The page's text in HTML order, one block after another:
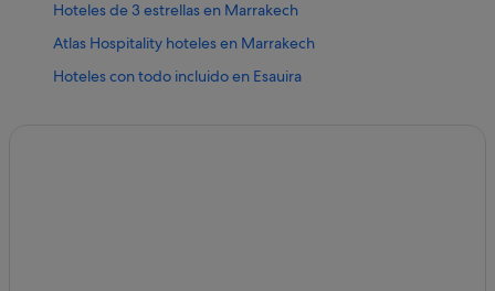
Hoteles de 3 estrellas en Marrakech
Atlas Hospitality hoteles en Marrakech
Hoteles con todo incluido en Esauira